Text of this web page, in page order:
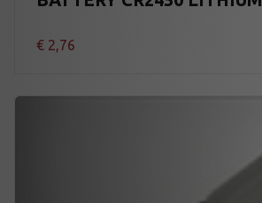
€ 2,76